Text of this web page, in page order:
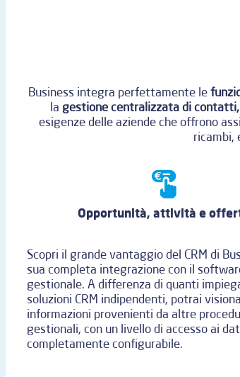
Business integra perfettamente le
la gestione centralizzata di
esigenze delle aziende che offrono
ricambi,
Opportunità, attività e
Scopri il grande vantaggio del CRM di
sua completa integrazione con il
gestionale. A differenza di quanti
soluzioni CRM indipendenti, potrai
informazioni provenienti da altre
gestionali, con un livello di accesso ai
completamente configurabile.